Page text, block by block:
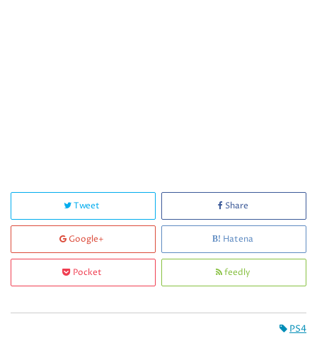
Tweet Share
Google+ Hatena
Pocket feedly
PS4